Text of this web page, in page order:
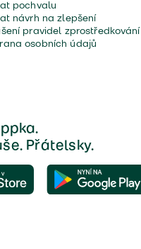
pochvalu
návrh na zlepšení
pravidel zprostředkování
osobních údajů
Přátelsky.